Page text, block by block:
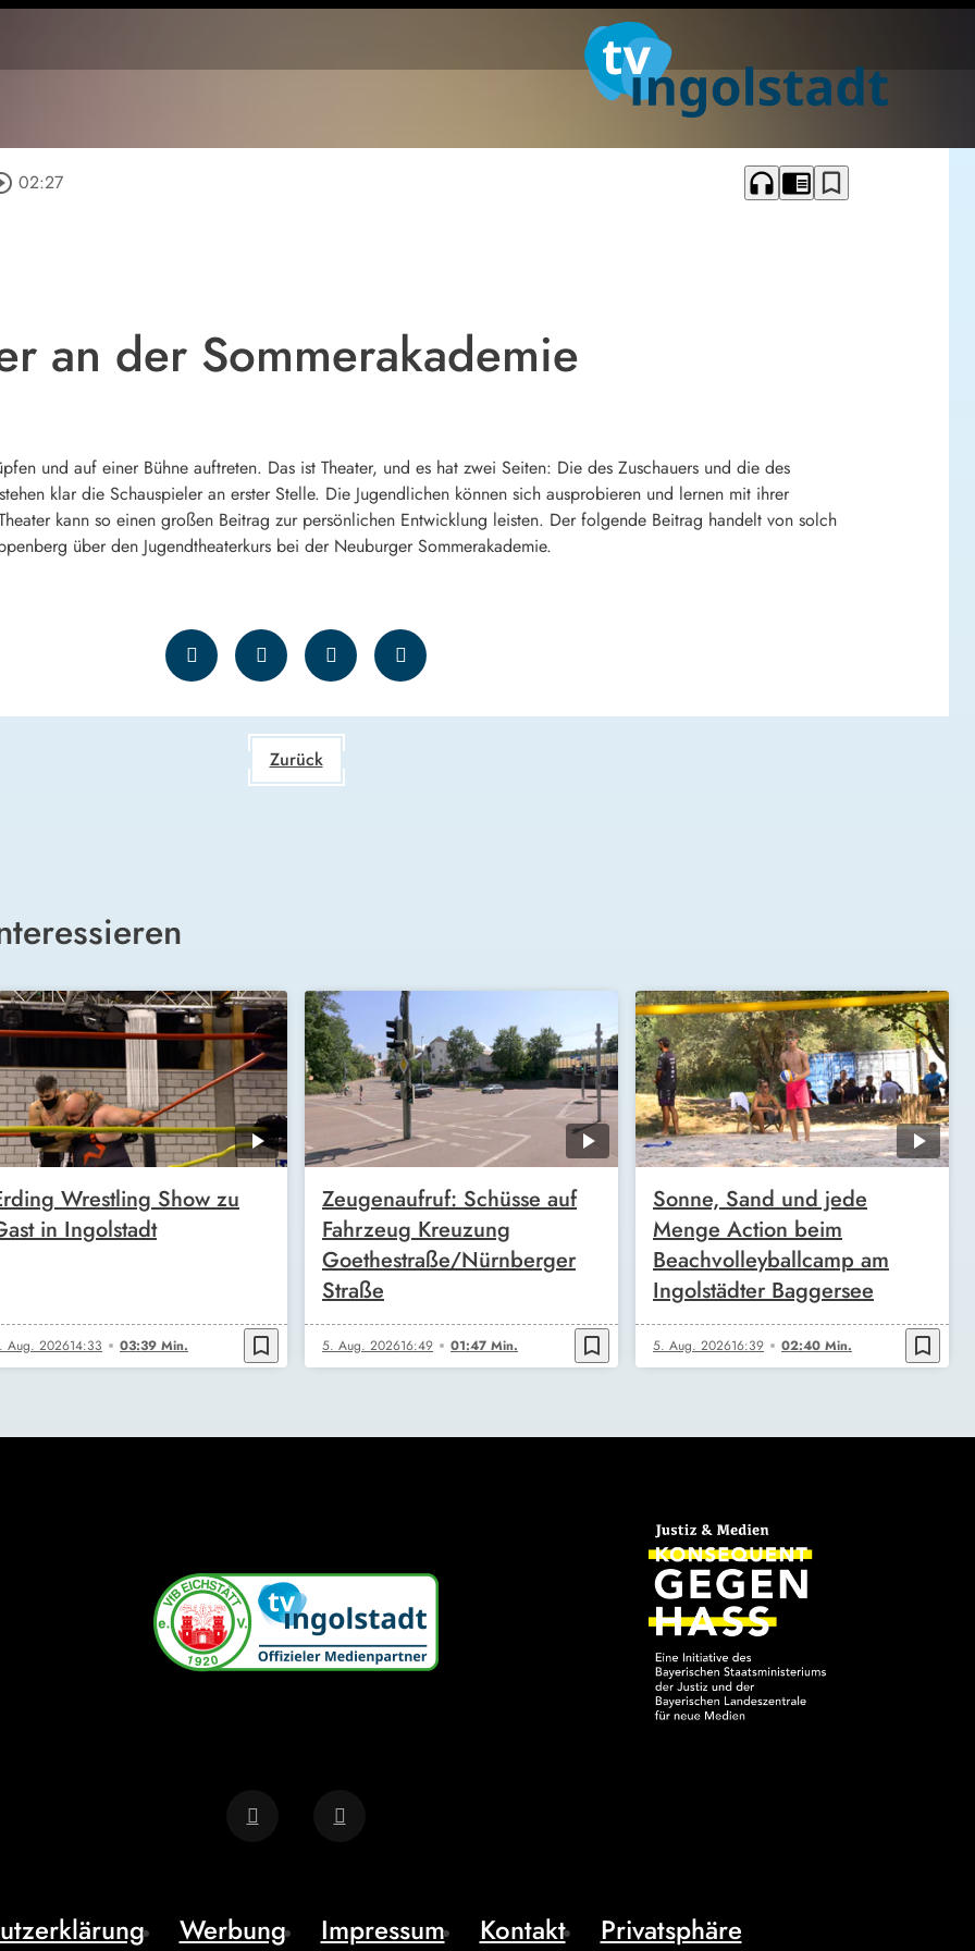
02:27 headphones chrome_reader_mode bookmark_border
an der Sommerakademie
und auf einer Bühne auftreten. Das ist Theater, und es hat zwei Seiten: Die des Zuschauers und die des
klar die Schauspieler an erster Stelle. Die Jugendlichen können sich ausprobieren und lernen mit ihrer
kann so einen großen Beitrag zur persönlichen Entwicklung leisten. Der folgende Beitrag handelt von solch
über den Jugendtheaterkurs bei der Neuburger Sommerakademie.
Zurück
Wrestling Show zu
in Ingolstadt
Aug. 202614:33 03:39 Min. bookmark_border
Zeugenaufruf: Schüsse auf
Fahrzeug Kreuzung
Goethestraße/Nürnberger
Straße
5. Aug. 202616:49 01:47 Min. bookmark_border
Sonne, Sand und jede
Menge Action beim
Beachvolleyballcamp am
Ingolstädter Baggersee
5. Aug. 202616:39 02:40 Min. bookmark_border
Werbung Impressum Kontakt Privatsphäre